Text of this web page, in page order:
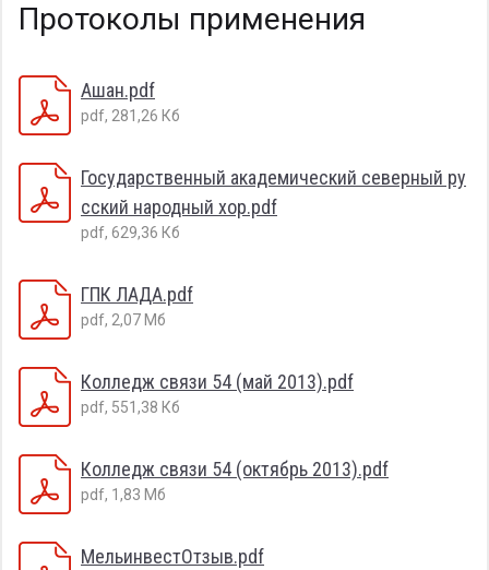
Протоколы применения
Ашан.pdf
pdf, 281,26 Кб
Государственный академический северный ру
сский народный хор.pdf
pdf, 629,36 Кб
ГПК ЛАДА.pdf
pdf, 2,07 Мб
Колледж связи 54 (май 2013).pdf
pdf, 551,38 Кб
Колледж связи 54 (октябрь 2013).pdf
pdf, 1,83 Мб
МельинвестОтзыв.pdf